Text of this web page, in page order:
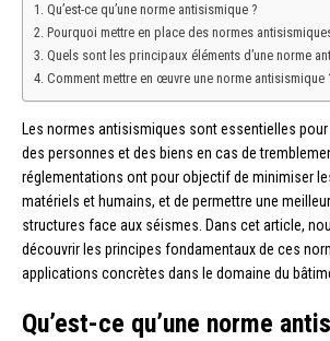
Qu’est-ce qu’une norme antisismique ?
Pourquoi mettre en place des normes
Quels sont les principaux éléments d’une norme
Comment mettre en œuvre une norme antisismique
Les normes antisismiques sont essentielles
des personnes et des biens en cas de
réglementations ont pour objectif de minimiser
matériels et humains, et de permettre une
structures face aux séismes. Dans cet article,
découvrir les principes fondamentaux de ces
applications concrètes dans le domaine du
Qu’est-ce qu’une norme